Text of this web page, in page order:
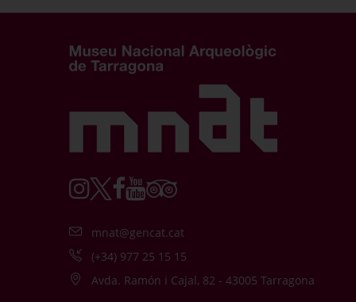
mnat@gencat.cat
(+34) 977 25 15 15
Avda. Ramón i Cajal, 82 - 43005 Tarragona